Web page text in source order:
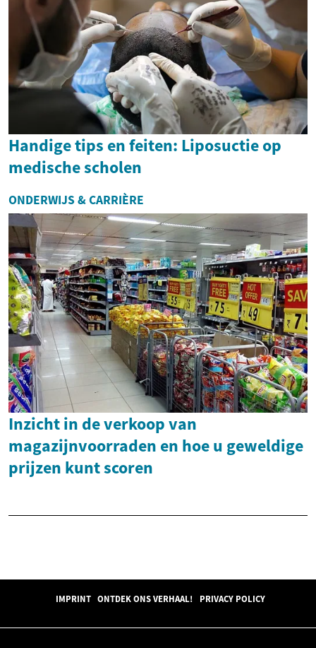
Handige tips en feiten: Liposuctie op
medische scholen
ONDERWIJS & CARRIÈRE
Inzicht in de verkoop van
magazijnvoorraden en hoe u geweldige
prijzen kunt scoren
IMPRINT ONTDEK ONS VERHAAL! PRIVACY POLICY